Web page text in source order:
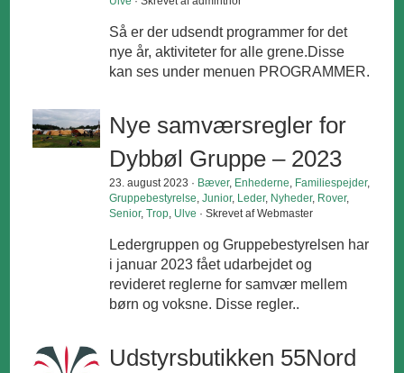
Så er der udsendt programmer for det
nye år, aktiviteter for alle grene.Disse
kan ses under menuen PROGRAMMER.
Nye samværsregler for
Dybbøl Gruppe – 2023
23. august 2023 · Bæver, Enhederne, Familiespejder,
Gruppebestyrelse,Junior, Leder, Nyheder, Rover,
Senior,Trop, Ulve · Skrevet af Webmaster
Ledergruppen og Gruppebestyrelsen har
i januar 2023 fået udarbejdet og
revideret reglerne for samvær mellem
børn og voksne. Disse regler..
Udstyrsbutikken 55Nord